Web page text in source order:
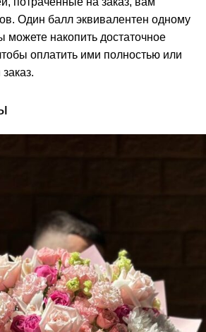
Один балл эквивалентен одному
накопить достаточное
оплатить ими полностью или